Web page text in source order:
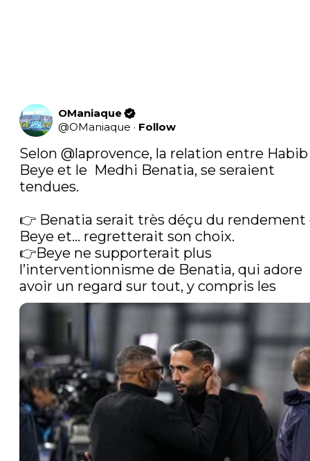
OManiaque
@OManiaque · Follow
Selon @laprovence, la relation entre Habib
Beye et le  Medhi Benatia, se seraient
tendues.
👉 Benatia serait très déçu du rendement
Beye et... regretterait son choix.
👉Beye ne supporterait plus
l’interventionnisme de Benatia, qui adore
avoir un regard sur tout, y compris les